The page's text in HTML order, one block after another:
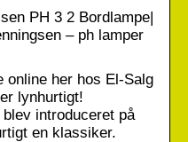
PH 3 2 Bordlampe|
– ph lamper
online her hos El-Salg
lynhurtigt!
introduceret på
en klassiker.